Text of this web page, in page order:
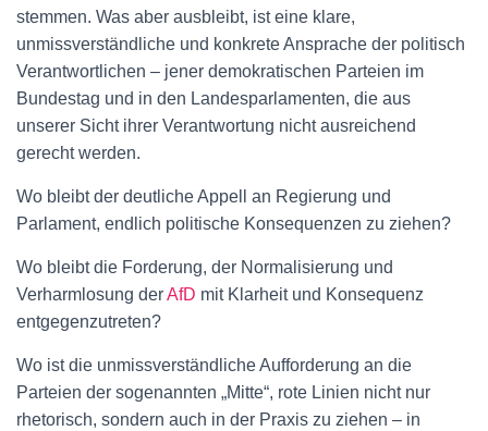
stemmen. Was aber ausbleibt, ist eine klare,
unmissverständliche und konkrete Ansprache der politisch
Verantwortlichen – jener demokratischen Parteien im
Bundestag und in den Landesparlamenten, die aus
unserer Sicht ihrer Verantwortung nicht ausreichend
gerecht werden.
Wo bleibt der deutliche Appell an Regierung und
Parlament, endlich politische Konsequenzen zu ziehen?
Wo bleibt die Forderung, der Normalisierung und
Verharmlosung derAfD mit Klarheit und Konsequenz
entgegenzutreten?
Wo ist die unmissverständliche Aufforderung an die
Parteien der sogenannten „Mitte“, rote Linien nicht nur
rhetorisch, sondern auch in der Praxis zu ziehen – in